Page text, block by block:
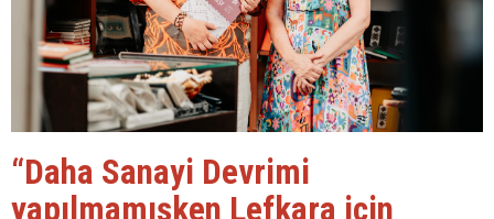
“Daha Sanayi Devrimi
yapılmamışken Lefkara için